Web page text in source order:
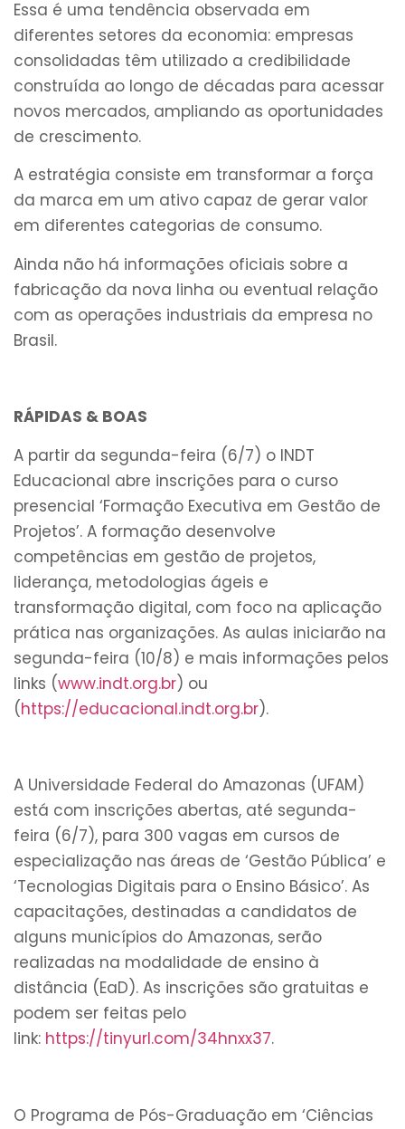
Essa é uma tendência observada em
diferentes setores da economia: empresas
consolidadas têm utilizado a credibilidade
construída ao longo de décadas para acessar
novos mercados, ampliando as oportunidades
de crescimento.
A estratégia consiste em transformar a força
da marca em um ativo capaz de gerar valor
em diferentes categorias de consumo.
Ainda não há informações oficiais sobre a
fabricação da nova linha ou eventual relação
com as operações industriais da empresa no
Brasil.
RÁPIDAS & BOAS
A partir da segunda-feira (6/7) o INDT
Educacional abre inscrições para o curso
presencial ‘Formação Executiva em Gestão de
Projetos’. A formação desenvolve
competências em gestão de projetos,
liderança, metodologias ágeis e
transformação digital, com foco na aplicação
prática nas organizações. As aulas iniciarão na
segunda-feira (10/8) e mais informações pelos
links (www.indt.org.br) ou
(https://educacional.indt.org.br).
A Universidade Federal do Amazonas (UFAM)
está com inscrições abertas, até segunda-
feira (6/7), para 300 vagas em cursos de
especialização nas áreas de ‘Gestão Pública’ e
‘Tecnologias Digitais para o Ensino Básico’. As
capacitações, destinadas a candidatos de
alguns municípios do Amazonas, serão
realizadas na modalidade de ensino à
distância (EaD). As inscrições são gratuitas e
podem ser feitas pelo
link: https://tinyurl.com/34hnxx37.
O Programa de Pós-Graduação em ‘Ciências